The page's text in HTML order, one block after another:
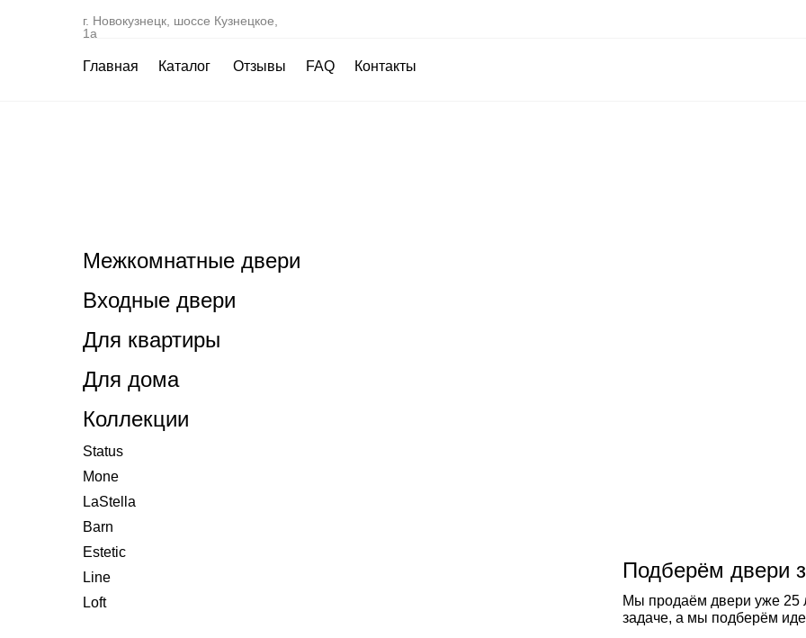
г. Новокузнецк, шоссе Кузнецкое,
1а
Главная Каталог Отзывы FAQ Контакты
Коллекции
Status
Mone
LaStella
Barn
Estetic
Line
Loft
Межкомнатные двери
Входные двери
Подберём двери
Мы продаём двери уже 25
задаче, а мы подберём
Для квартиры
Для дома